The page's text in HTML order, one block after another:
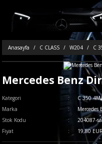
Anasayfa C CLASS W204 C
Mercedes Benz
Kategori
C 350
Marka
Mercedes
Stok Kodu
204087-
Fiyat
19,80